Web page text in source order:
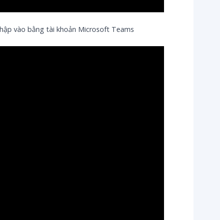
vào bằng tài khoản Microsoft Teams